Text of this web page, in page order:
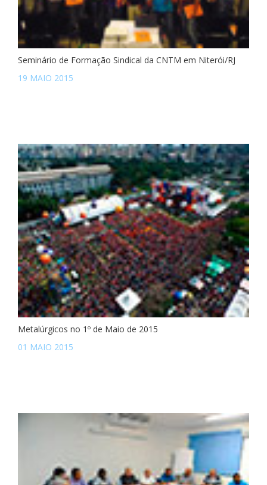
Seminário de Formação Sindical da CNTM em Niterói/RJ
19 MAIO 2015
Metalúrgicos no 1º de Maio de 2015
01 MAIO 2015